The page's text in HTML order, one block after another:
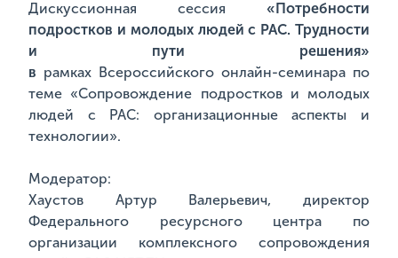
Дискуссионная сессия «Потребности
подростков и молодых людей с РАС. Трудности
и пути решения»
в рамках Всероссийского онлайн-семинара по
теме «Сопровождение подростков и молодых
людей с РАС: организационные аспекты и
технологии».
Модератор:
Хаустов Артур Валерьевич, директор
Федерального ресурсного центра по
организации комплексного сопровождения